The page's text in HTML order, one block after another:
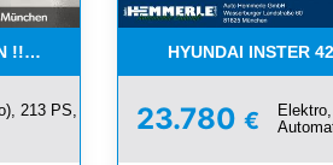
!! LIMITIERT ! SOFORT
213 PS,
HYUNDAI INSTER
23.780 €